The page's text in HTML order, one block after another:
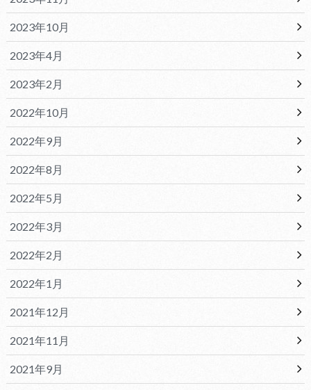
2023年10月
2023年4月
2023年2月
2022年10月
2022年9月
2022年8月
2022年5月
2022年3月
2022年2月
2022年1月
2021年12月
2021年11月
2021年9月